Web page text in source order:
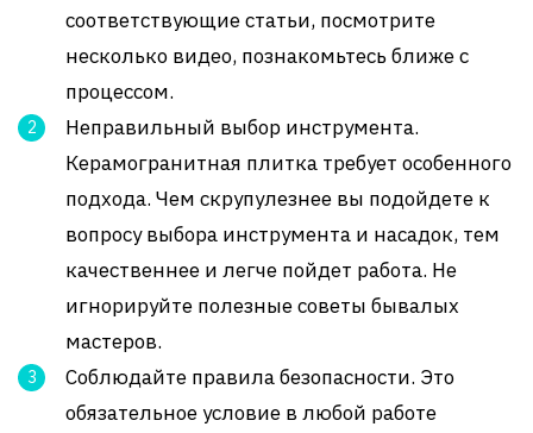
соответствующие статьи, посмотрите
несколько видео, познакомьтесь ближе с
процессом.
Неправильный выбор инструмента.
Керамогранитная плитка требует особенного
подхода. Чем скрупулезнее вы подойдете к
вопросу выбора инструмента и насадок, тем
качественнее и легче пойдет работа. Не
игнорируйте полезные советы бывалых
мастеров.
Соблюдайте правила безопасности. Это
обязательное условие в любой работе